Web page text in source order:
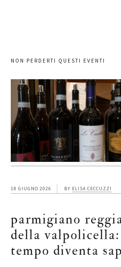
NON PERDERTI QUESTI EVENTI
18 GIUGNO 2026 BY ELISA CECCUZZI
parmigiano
della
tempo diventa